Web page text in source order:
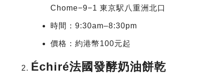
Chome−9−1 東京駅八重洲北口
時間：9:30am–8:30pm
價格：約港幣100元起
Échiré法國發酵奶油餅乾